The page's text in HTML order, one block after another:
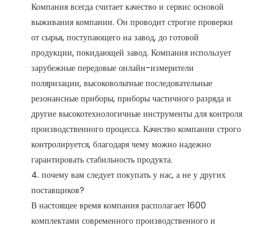
Компания всегда считает качество и сервис основой
выживания компании. Он проводит строгие проверки
от сырья, поступающего на завод, до готовой
продукции, покидающей завод. Компания использует
зарубежные передовые онлайн-измерители
поляризации, высоковольтные последовательные
резонансные приборы, приборы частичного разряда и
другие высокотехнологичные инструменты для контроля
производственного процесса. Качество компании строго
контролируется, благодаря чему можно надежно
гарантировать стабильность продукта.
4. почему вам следует покупать у нас, а не у других
поставщиков?
В настоящее время компания располагает 1600
комплектами современного производственного и